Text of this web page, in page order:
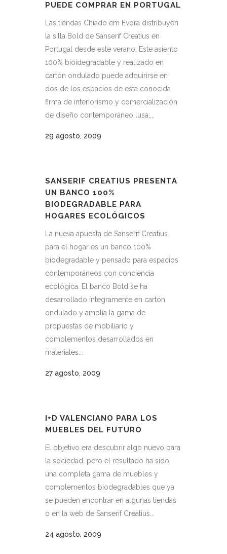
PUEDE COMPRAR EN PORTUGAL
Las tiendas Chiado em Evora distribuyen
la silla Bold de Sanserif Creatius en
Portugal desde este verano. Este asiento
100% bioidegradable y realizado en
cartón ondulado puede adquirirse en
dos de los espacios de esta conocida
firma de interiorismo y comercialización
de diseño contemporáneo lusa;...
29 agosto, 2009
SANSERIF CREATIUS PRESENTA
UN BANCO 100%
BIODEGRADABLE PARA
HOGARES ECOLÓGICOS
La nueva apuesta de Sanserif Creatius
para el hogar es un banco 100%
biodegradable y pensado para espacios
contemporáneos con conciencia
ecológica. El banco Bold se ha
desarrollado íntegramente en cartón
ondulado y amplía la gama de
propuestas de mobiliario y
complementos desarrollados en
materiales...
27 agosto, 2009
I+D VALENCIANO PARA LOS
MUEBLES DEL FUTURO
El objetivo era descubrir algo nuevo para
la sociedad, pero el resultado ha sido
una completa gama de muebles y
complementos biodegradables que ya
se pueden encontrar en algunas tiendas
o en la web de Sanserif Creatius...
24 agosto, 2009